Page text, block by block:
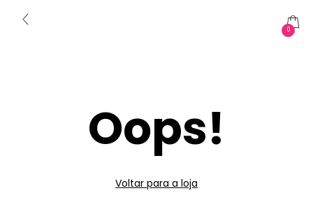
0
Oops!
Voltar para a loja